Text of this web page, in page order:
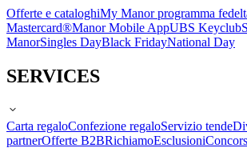
Offerte e cataloghiMy Manor programma
Mastercard®Manor Mobile AppUBS Keyclub
ManorSingles DayBlack FridayNational Day
SERVICES
Carta regaloConfezione regaloServizio tende
partnerOfferte B2BRichiamoEsclusioni